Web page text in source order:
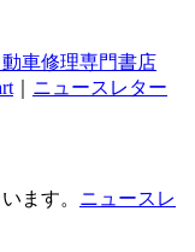
動車修理専門書店
ニュースレター
ます。 ニュースレ